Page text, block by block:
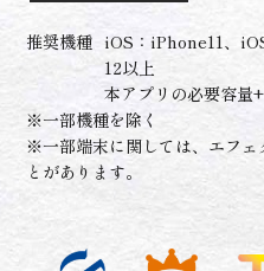
推奨機種 iOS：iPhone11、
12以上
本アプリの必要容量
※一部機種を除く
※一部端末に関しては、エフェ
とがあります。